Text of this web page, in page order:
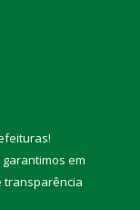
!
em
transparência